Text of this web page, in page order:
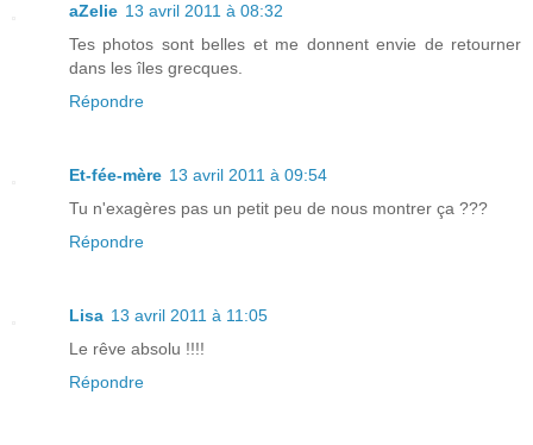
aZelie 13 avril 2011 à 08:32
Tes photos sont belles et me donnent envie de retourner
dans les îles grecques.
Répondre
Et-fée-mère 13 avril 2011 à 09:54
Tu n'exagères pas un petit peu de nous montrer ça ???
Répondre
Lisa 13 avril 2011 à 11:05
Le rêve absolu !!!!
Répondre